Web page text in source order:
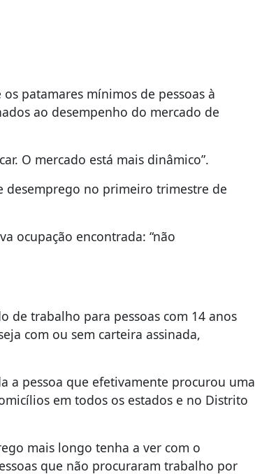
patamares mínimos de pessoas à
ao desempenho do mercado de
O mercado está mais dinâmico”.
desemprego no primeiro trimestre de
ocupação encontrada: “não
de trabalho para pessoas com 14 anos
com ou sem carteira assinada,
a pessoa que efetivamente procurou uma
em todos os estados e no Distrito
mais longo tenha a ver com o
que não procuraram trabalho por